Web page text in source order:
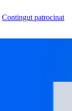
Contingut patrocinat